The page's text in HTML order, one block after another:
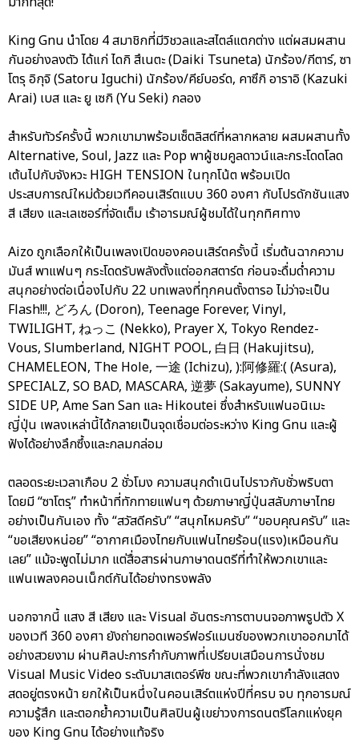
King Gnu นำโดย 4 สมาชิกที่มีวิชวลและสไตล์แตกต่าง แต่ผสมผสาน
กันอย่างลงตัว ได้แก่ ไดกิ สึเนตะ (Daiki Tsuneta) นักร้อง/กีตาร์, ซา
โตรุ อิกุจิ (Satoru Iguchi) นักร้อง/คีย์บอร์ด, คาซึกิ อาราอิ (Kazuki
Arai) เบส และ ยู เซกิ (Yu Seki) กลอง
สำหรับทัวร์ครั้งนี้ พวกเขามาพร้อมเซ็ตลิสต์ที่หลากหลาย ผสมผสานทั้ง
Alternative, Soul, Jazz และ Pop พาผู้ชมคูลดาวน์และกระโดดโลด
เต้นไปกับจังหวะ HIGH TENSION ในทุกโน้ต พร้อมเปิด
ประสบการณ์ใหม่ด้วยเวทีคอนเสิร์ตแบบ 360 องศา กับโปรดักชันแสง
สี เสียง และเลเซอร์ที่จัดเต็ม เร้าอารมณ์ผู้ชมได้ในทุกทิศทาง
Aizo ถูกเลือกให้เป็นเพลงเปิดของคอนเสิร์ตครั้งนี้ เริ่มต้นฉากความ
มันส์ พาแฟนๆ กระโดดรับพลังตั้งแต่ออกสตาร์ต ก่อนจะดื่มด่ำความ
สนุกอย่างต่อเนื่องไปกับ 22 บทเพลงที่ทุกคนตั้งตารอ ไม่ว่าจะเป็น
Flash!!!, どろん (Doron), Teenage Forever, Vinyl,
TWILIGHT, ねっこ (Nekko), Prayer X, Tokyo Rendez-
Vous, Slumberland, NIGHT POOL, 白日 (Hakujitsu),
CHAMELEON, The Hole, 一途 (Ichizu), ):阿修羅:( (Asura),
SPECIALZ, SO BAD, MASCARA, 逆夢 (Sakayume), SUNNY
SIDE UP, Ame San San และ Hikoutei ซึ่งสำหรับแฟนอนิเมะ
ญี่ปุ่น เพลงเหล่านี้ได้กลายเป็นจุดเชื่อมต่อระหว่าง King Gnu และผู้
ฟังได้อย่างลึกซึ้งและกลมกล่อม
ตลอดระยะเวลาเกือบ 2 ชั่วโมง ความสนุกดำเนินไปราวกับชั่วพริบตา
โดยมี “ซาโตรุ” ทำหน้าที่ทักทายแฟนๆ ด้วยภาษาญี่ปุ่นสลับภาษาไทย
อย่างเป็นกันเอง ทั้ง “สวัสดีครับ” “สนุกไหมครับ” “ขอบคุณครับ” และ
“ขอเสียงหน่อย” “อากาศเมืองไทยกับแฟนไทยร้อน(แรง)เหมือนกัน
เลย” แม้จะพูดไม่มาก แต่สื่อสารผ่านภาษาดนตรีที่ทำให้พวกเขาและ
แฟนเพลงคอนเน็กต์กันได้อย่างทรงพลัง
นอกจากนี้ แสง สี เสียง และ Visual อันตระการตาบนจอภาพรูปตัว X
ของเวที 360 องศา ยังถ่ายทอดเพอร์ฟอร์แมนซ์ของพวกเขาออกมาได้
อย่างสวยงาม ผ่านศิลปะการกำกับภาพที่เปรียบเสมือนการนั่งชม
Visual Music Video ระดับมาสเตอร์พีซ ขณะที่พวกเขากำลังแสดง
สดอยู่ตรงหน้า ยกให้เป็นหนึ่งในคอนเสิร์ตแห่งปีที่ครบ จบ ทุกอารมณ์
ความรู้สึก และตอกย้ำความเป็นศิลปินผู้เขย่าวงการดนตรีโลกแห่งยุค
ของ King Gnu ได้อย่างแท้จริง